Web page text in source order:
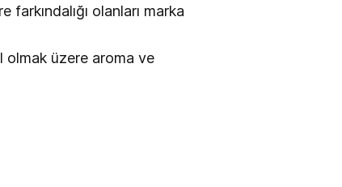
olanları marka
olmak üzere aroma ve